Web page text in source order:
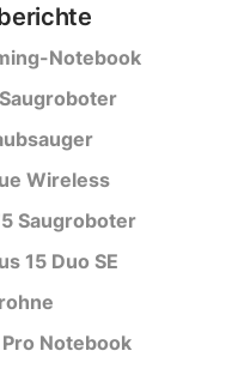
Notebook
Wireless
Saugroboter
15 Duo SE
Notebook